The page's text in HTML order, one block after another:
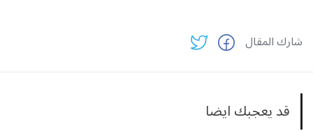
شارك المقال
قد يعجبك ايضا